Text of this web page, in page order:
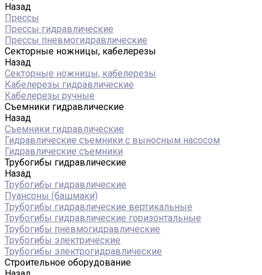
Назад
Прессы
Прессы гидравлические
Прессы пневмогидравлические
Секторные ножницы, кабелерезы
Назад
Секторные ножницы, кабелерезы
Кабелерезы гидравлические
Кабелерезы ручные
Съемники гидравлические
Назад
Съемники гидравлические
Гидравлические cъемники с выносным насосом
Гидравлические съемники
Трубогибы гидравлические
Назад
Трубогибы гидравлические
Пуансоны (башмаки)
Трубогибы гидравлические вертикальные
Трубогибы гидравлические горизонтальные
Трубогибы пневмогидравлические
Трубогибы электрические
Трубогибы электрогидравлические
Строительное оборудование